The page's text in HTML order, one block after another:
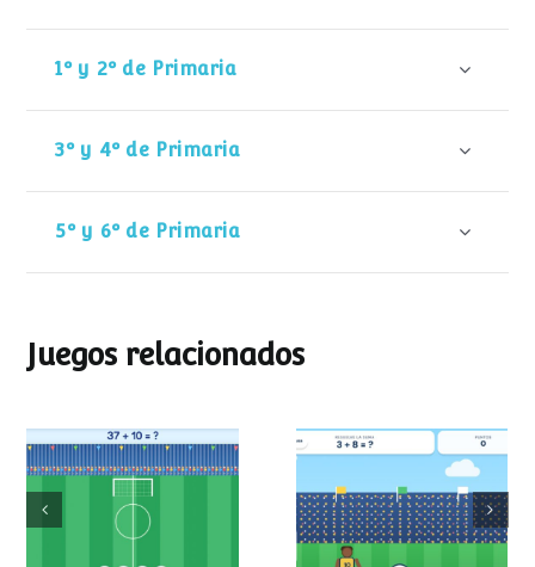
1º y 2º de Primaria
3º y 4º de Primaria
5º y 6º de Primaria
Juegos relacionados
Mundial de
operaciones
Partido de sumas